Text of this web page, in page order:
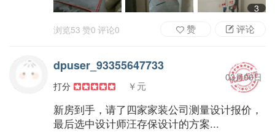
3
浏览53 赞0 评论0 评论
赞
dpuser_93355647733
打分 ￥元
03月06日
新房到手，请了四家家装公司测量设计报价，
最后选中设计师汪存保设计的方案...